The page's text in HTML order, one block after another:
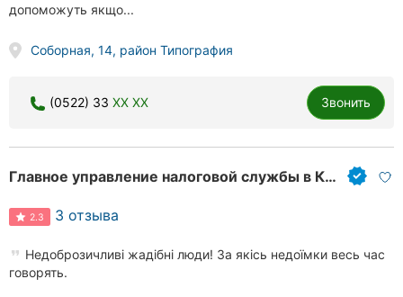
допоможуть якщо...
Соборная, 14, район Типография
(0522) 33 XX XX Звонить
Главное управление налоговой службы в Кировоградской области, государственное учреждение
2.3 3 отзыва
Недоброзичливі жадібні люди! За якісь недоїмки весь час
говорять.